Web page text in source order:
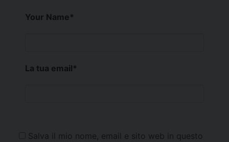
Your Name*
La tua email*
Salva il mio nome, email e sito web in questo